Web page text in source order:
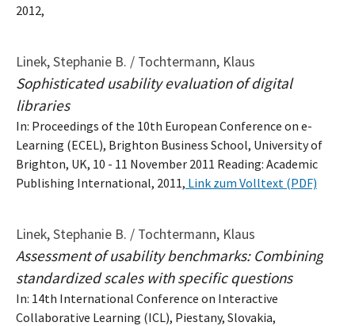
2012,
Linek, Stephanie B. / Tochtermann, Klaus
Sophisticated usability evaluation of digital
libraries
In: Proceedings of the 10th European Conference on e-
Learning (ECEL), Brighton Business School, University of
Brighton, UK, 10 - 11 November 2011 Reading: Academic
Publishing International, 2011, Link zum Volltext (PDF)
Linek, Stephanie B. / Tochtermann, Klaus
Assessment of usability benchmarks: Combining
standardized scales with specific questions
In: 14th International Conference on Interactive
Collaborative Learning (ICL), Piestany, Slovakia,